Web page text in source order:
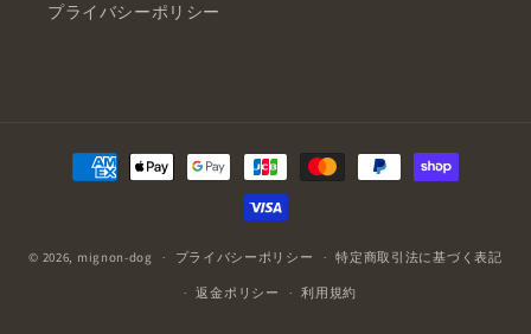
プライバシーポリシー
法
© 2026, mignon-dog プライバシーポリシー 特定商取引法に基づく表記
返金ポリシー 利用規約